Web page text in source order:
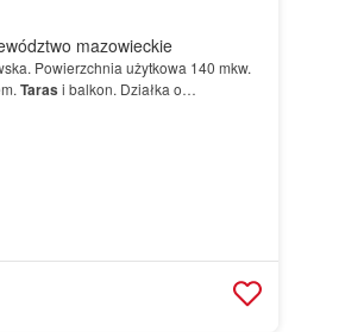
mazowieckie
Powierzchnia użytkowa 140 mkw.
Taras i balkon. Działka o